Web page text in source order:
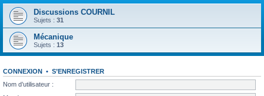
Discussions COURNIL
Sujets : 31
Mécanique
Sujets : 13
CONNEXION • S’ENREGISTRER
Nom d’utilisateur :